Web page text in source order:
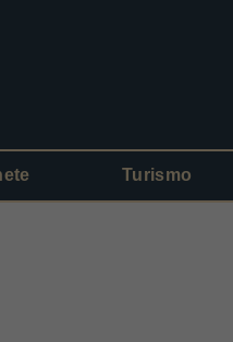
Turismo